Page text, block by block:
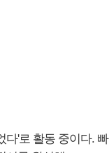
다'로 활동 중이다. 빠